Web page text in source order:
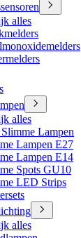
alles
alles
Lampen
Lampen E27
Lampen E14
Spots GU10
LED Strips
alles